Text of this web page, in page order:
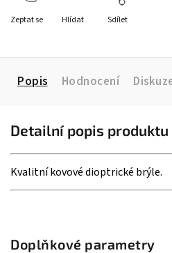
Zeptat se Hlídat Sdílet
Popis Hodnocení
Detailní popis produktu
Kvalitní kovové dioptrické brýle.
Doplňkové parametry